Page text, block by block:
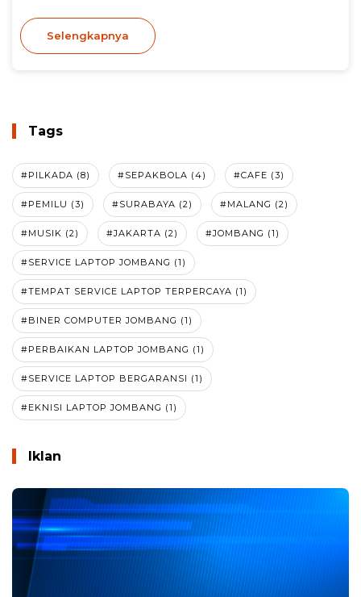
Selengkapnya
Tags
#PILKADA (8) #SEPAKBOLA (4) #CAFE (3)
#PEMILU (3) #SURABAYA (2) #MALANG (2)
#MUSIK (2) #JAKARTA (2) #JOMBANG (1)
#SERVICE LAPTOP JOMBANG (1)
#TEMPAT SERVICE LAPTOP TERPERCAYA (1)
#BINER COMPUTER JOMBANG (1)
#PERBAIKAN LAPTOP JOMBANG (1)
#SERVICE LAPTOP BERGARANSI (1)
#EKNISI LAPTOP JOMBANG (1)
Iklan